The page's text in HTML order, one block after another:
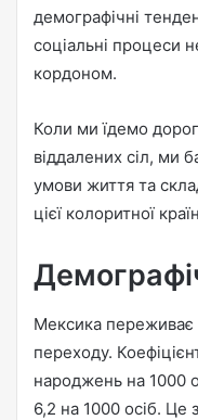
демографічні
соціальні процеси
кордоном.
Коли ми їдемо
віддалених сіл, ми
умови життя та
цієї колоритної
Мексика переживає
переходу.
народжень на 1000
6,2 на 1000 осіб. Це